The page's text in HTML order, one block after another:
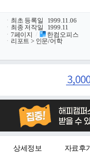
ㆍ 최초 등록일
1999.11.06
ㆍ 최종 저작일
1999.11
ㆍ 7페이지 /
한컴오피스
ㆍ 리포트 > 인문/어학
상세정보 자료후기